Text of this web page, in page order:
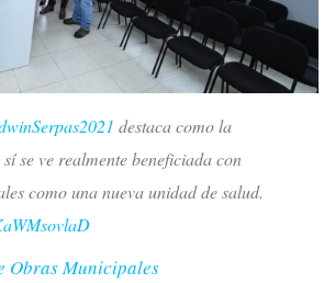
destaca como la
se ve realmente beneficiada con
como una nueva unidad de salud.
Obras Municipales